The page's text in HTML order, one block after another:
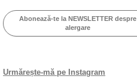
Abonează-te la NEWSLETTER despre
alergare
Urmărește-mă pe Instagram